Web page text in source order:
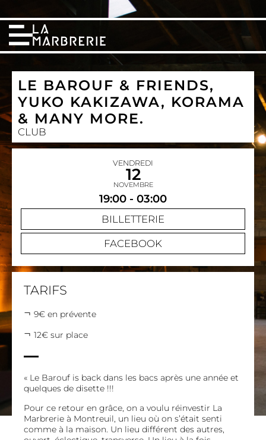
LE BAROUF & FRIENDS,
YUKO KAKIZAWA, KORAMA
& MANY MORE.
CLUB
VENDREDI
12
NOVEMBRE
19:00 - 03:00
BILLETTERIE
FACEBOOK
TARIFS
9€ en prévente
12€ sur place
« Le Barouf is back dans les bacs après une année et
quelques de disette !!!
Pour ce retour en grâce, on a voulu réinvestir La
Marbrerie à Montreuil, un lieu où on s’était senti
comme à la maison. Un lieu différent des autres,